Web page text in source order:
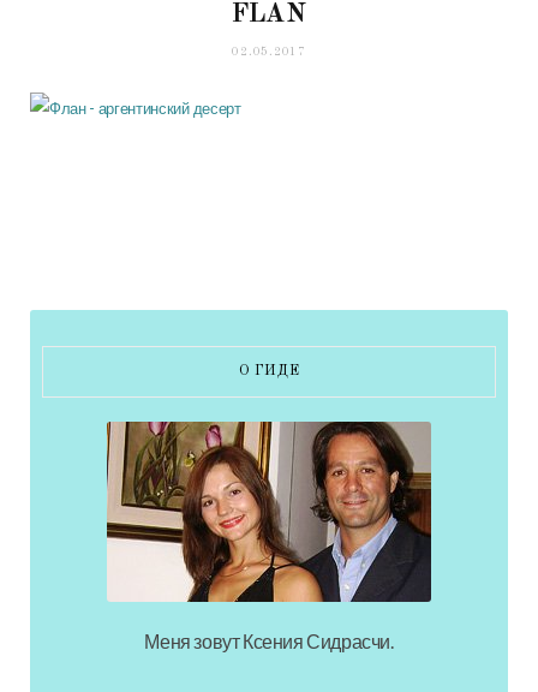
FLAN
02.05.2017
О ГИДЕ
Меня зовут Ксения Сидрасчи.